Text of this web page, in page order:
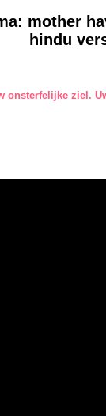
mother
hindu
onsterfelijke ziel.